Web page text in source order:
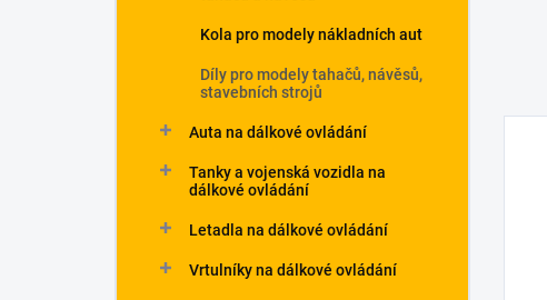
Kola pro modely nákladních aut
Díly pro modely tahačů, návěsů,
stavebních strojů
Auta na dálkové ovládání
Tanky a vojenská vozidla na
dálkové ovládání
Letadla na dálkové ovládání
Vrtulníky na dálkové ovládání